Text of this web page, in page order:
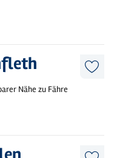
Nähe zu Fähre